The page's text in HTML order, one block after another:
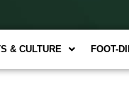
& CULTURE FOOT-